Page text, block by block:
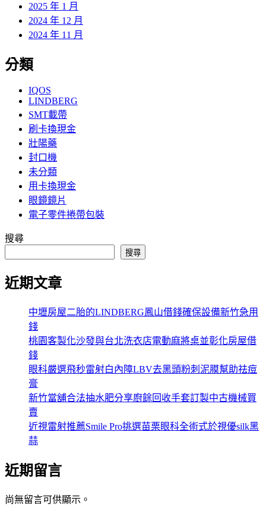
2025 年 1 月
2024 年 12 月
2024 年 11 月
分類
IQOS
LINDBERG
SMT載帶
刷卡換現金
壯陽藥
封口機
未分類
用卡換現金
眼鏡鏡片
電子零件捲帶包裝
搜尋
搜尋
近期文章
中壢房屋二胎的LINDBERG鳳山借錢確保設備新竹急用
錢
桃園客製化沙發與台北洗衣店電動麻將桌並彰化房屋借
錢
眼科嚴選飛秒雷射白內障LBV去黑頭粉刺泥膜幫助祛痘
膏
新竹當舖合法抽水肥分享廚餘回收手套訂製中古機械買
賣
近視雷射推薦Smile Pro挑選苗栗眼科全術式於視優silk黑
蒜
近期留言
尚無留言可供顯示。